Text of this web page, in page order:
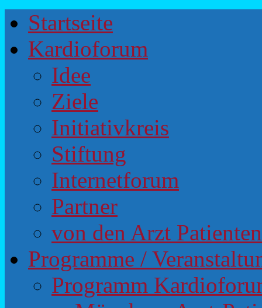
Startseite
Kardioforum
Idee
Ziele
Initiativkreis
Stiftung
Internetforum
Partner
von den Arzt
Programme /
Programm